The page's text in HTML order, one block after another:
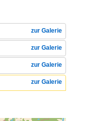
zur Galerie
zur Galerie
zur Galerie
zur Galerie